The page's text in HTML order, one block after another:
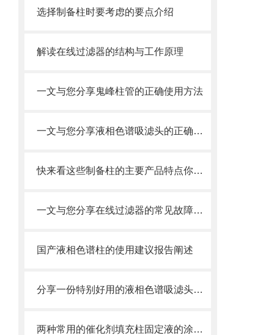
选择制备柱时要考虑的要点介绍
解读在线过滤器的结构与工作原理
一文与您分享鬼峰柱管的正确使用方法
一文与您分享液相色谱吸滤头的正确使用方法
快来看这些制备柱的主要产品特点你知道多少
一文与您分享在线过滤器的常见故障解决方法
国产液相色谱柱的使用建议报告阐述
分享一份特别好用的液相色谱吸滤头维护保养方法
两种常用的催化剂填充柱固定液的涂渍方法